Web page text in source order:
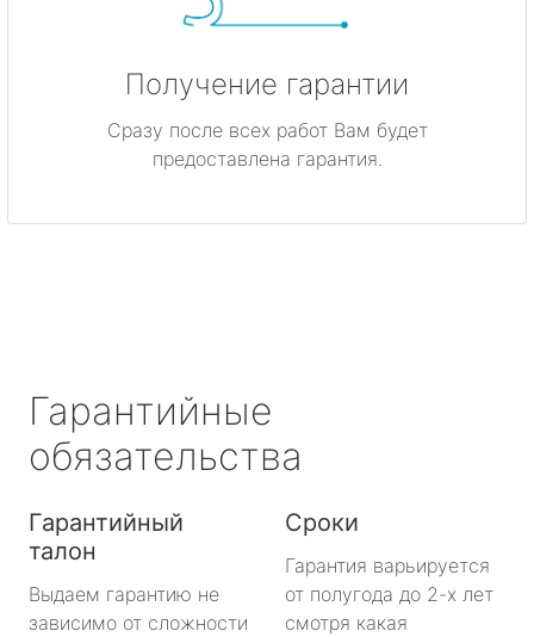
Получение гарантии
Сразу после всех работ Вам будет
предоставлена гарантия.
Гарантийные
обязательства
Гарантийный
талон
Выдаем гарантию не
зависимо от сложности
Сроки
Гарантия варьируется
от полугода до 2-х лет
смотря какая